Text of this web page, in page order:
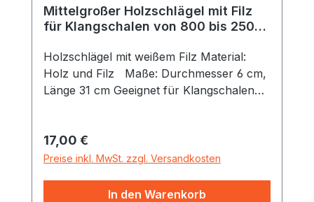
Mittelgroßer Holzschlägel mit Filz
für Klangschalen von 800 bis 2500
Holzschlägel mit weißem Filz Material:
Holz und Filz Maße: Durchmesser 6 cm,
Länge 31 cm Geeignet für Klangschalen
Regulärer Preis:
17,00 €
Preise inkl. MwSt. zzgl. Versandkosten
In den Warenkorb